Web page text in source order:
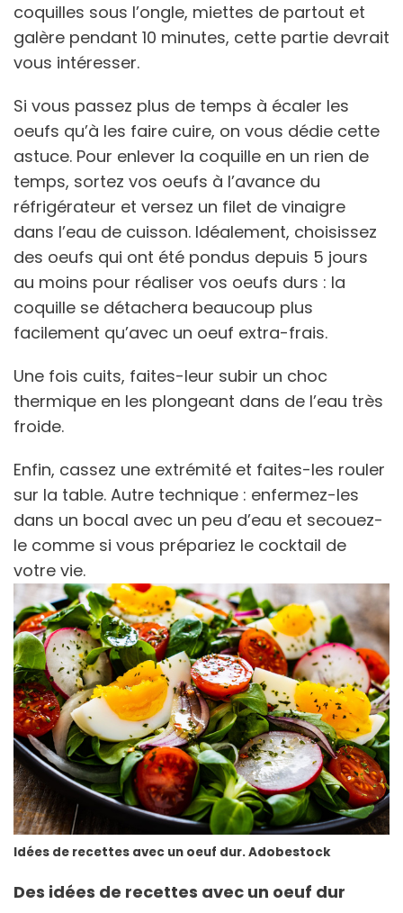
coquilles sous l’ongle, miettes de partout et
galère pendant 10 minutes, cette partie devrait
vous intéresser.
Si vous passez plus de temps à écaler les
oeufs qu’à les faire cuire, on vous dédie cette
astuce. Pour enlever la coquille en un rien de
temps, sortez vos oeufs à l’avance du
réfrigérateur et versez un filet de vinaigre
dans l’eau de cuisson. Idéalement, choisissez
des oeufs qui ont été pondus depuis 5 jours
au moins pour réaliser vos oeufs durs : la
coquille se détachera beaucoup plus
facilement qu’avec un oeuf extra-frais.
Une fois cuits, faites-leur subir un choc
thermique en les plongeant dans de l’eau très
froide.
Enfin, cassez une extrémité et faites-les rouler
sur la table. Autre technique : enfermez-les
dans un bocal avec un peu d’eau et secouez-
le comme si vous prépariez le cocktail de
votre vie.
Idées de recettes avec un oeuf dur. Adobestock
Des idées de recettes avec un oeuf dur